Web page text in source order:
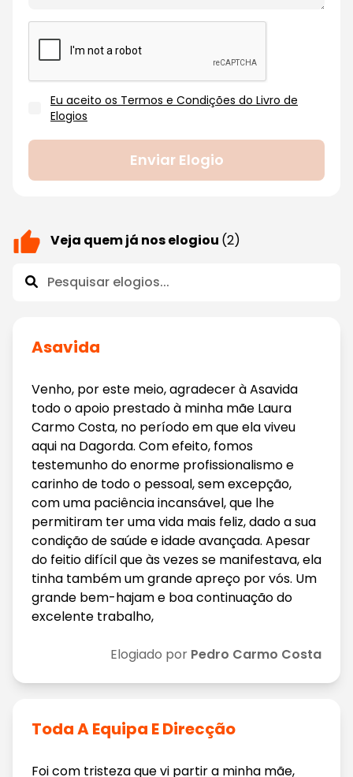
Veja quem já nos elogiou (2)
Asavida
Venho, por este meio, agradecer à Asavida
todo o apoio prestado à minha mãe Laura
Carmo Costa, no período em que ela viveu
aqui na Dagorda. Com efeito, fomos
testemunho do enorme profissionalismo e
carinho de todo o pessoal, sem excepção,
com uma paciência incansável, que lhe
permitiram ter uma vida mais feliz, dado a sua
condição de saúde e idade avançada. Apesar
do feitio difícil que às vezes se manifestava, ela
tinha também um grande apreço por vós. Um
grande bem-hajam e boa continuação do
excelente trabalho,
Elogiado por Pedro Carmo Costa
Toda A Equipa E Direcção
Foi com tristeza que vi partir a minha mãe,
Eu aceito os Termos e Condições do Livro de
Elogios
Enviar Elogio